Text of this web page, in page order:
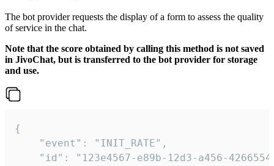
The bot provider requests the display of a form to assess the quality
of service in the chat.
Note that the score obtained by calling this method is not saved
in JivoChat, but is transferred to the bot provider for storage
and use.
{
    "event": "INIT_RATE",
"id": "123e4567-e89b-12d3-a456-